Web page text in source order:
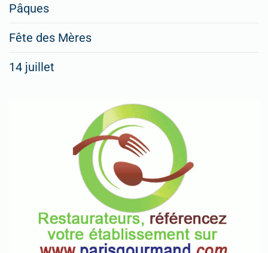
Pâques
Fête des Mères
14 juillet